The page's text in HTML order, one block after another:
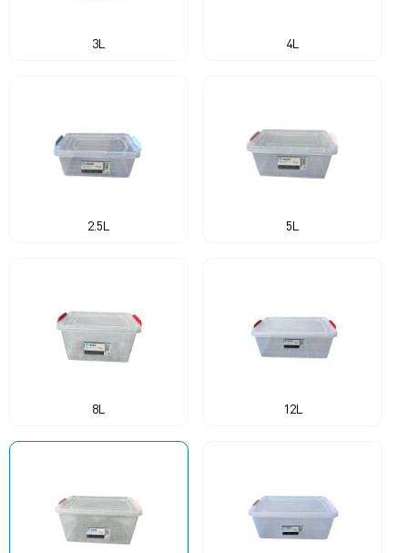
3L 4L
2.5L 5L
8L 12L